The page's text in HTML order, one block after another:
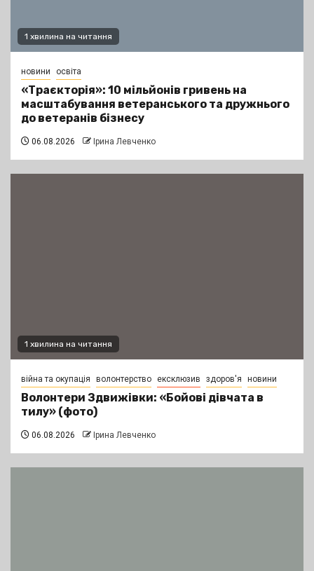
1 хвилина на читання
новини освіта
«Траєкторія»: 10 мільйонів гривень на
масштабування ветеранського та дружнього
до ветеранів бізнесу
06.08.2026 Ірина Левченко
1 хвилина на читання
війна та окупація волонтерство ексклюзив здоров'я новини
Волонтери Здвижівки: «Бойові дівчата в
тилу» (фото)
06.08.2026 Ірина Левченко